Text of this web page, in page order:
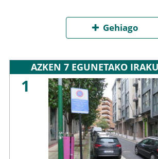
Gehiago
AZKEN 7 EGUNETAKO
1